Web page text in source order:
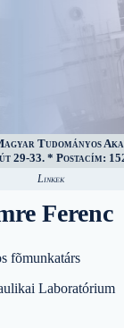
Tudományos
29-33. * Postacím:
Linkek
Ferenc
fõmunkatárs
Laboratórium